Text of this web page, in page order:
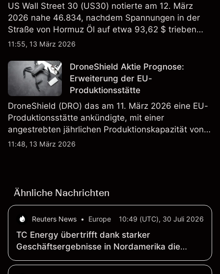
US Wall Street 30 (US30) notierte am 12. März
2026 nahe 46.834, nachdem Spannungen in der
Straße von Hormuz Öl auf etwa 93,62 $ trieben
und die US-Arbeitslosigkeit auf 4,4% stieg. Die
verlässlicher Indikator für zukünftige Ergebnisse.
11:55, 13 März 2026
DroneShield Aktie Prognose:
Erweiterung der EU-
Produktionsstätte
DroneShield (DRO) das am 11. März 2026 eine EU-
Produktionsstätte ankündigte, mit einer
angestrebten jährlichen Produktionskapazität von
etwa 2,4 Mrd. AUD bis Ende 2026. Die
11:48, 13 März 2026
Ähnliche Nachrichten
Reuters News • Europe 10:49 (UTC), 30 Juli 2026
TC Energy übertrifft dank starker
Geschäftsergebnisse in Nordamerika die
Quartalsgewinnprognosen